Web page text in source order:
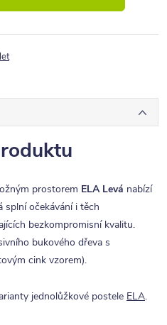
prostorem ELA Levá nabízí
očekávání i těch
bezkompromisní kvalitu.
bukového dřeva s
cink vzorem).
jednolůžkové postele ELA.